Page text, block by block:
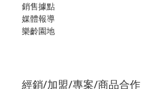
銷售據點
媒體報導
樂齡園地
經銷/加盟/專案/商品合作